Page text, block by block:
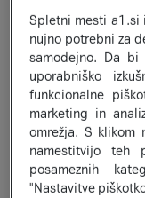
Prihranek:
−232,30 €
Spletni mesti a1.si
nujno potrebni za
samodejno. Da
uporabniško
funkcionalne
marketing in
omrežja. S klikom
namestitvijo teh
posameznih
"Nastavitve